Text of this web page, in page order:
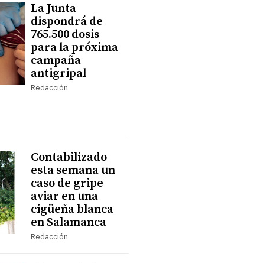
La Junta
dispondrá de
765.500 dosis
para la próxima
campaña
antigripal
Redacción
Contabilizado
esta semana un
caso de gripe
aviar en una
cigüeña blanca
en Salamanca
Redacción